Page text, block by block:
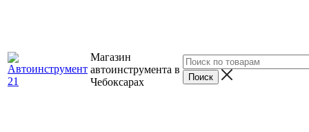
Магазин
автоинструмента в
Чебоксарах